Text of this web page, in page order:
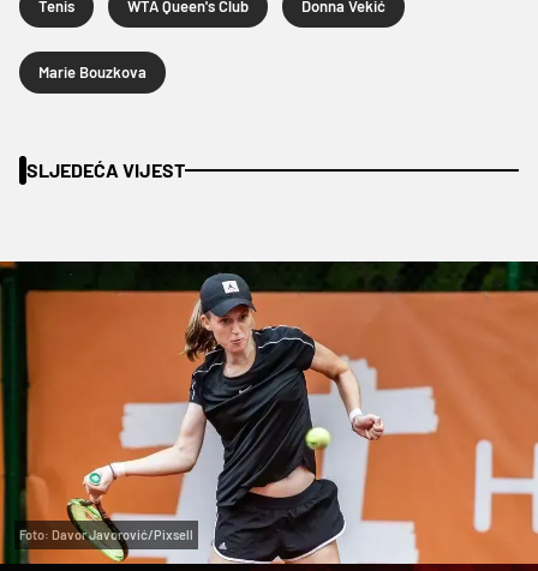
Tenis WTA Queen's Club Donna Vekić
Marie Bouzkova
SLJEDEĆA VIJEST
Foto: Davor Javorović/Pixsell